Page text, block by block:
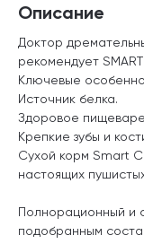
Описание
Доктор
рекомендует
Ключевые
Источник белка.
Здоровое
Крепкие зубы и
Сухой корм Smart
настоящих
Полнорационный и
подобранным